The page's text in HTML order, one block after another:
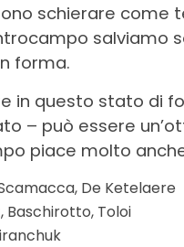
schierare
salviamo
forma.
in questo stato di
– può essere
piace molto
De Ketelaere
Baschirotto, Toloi